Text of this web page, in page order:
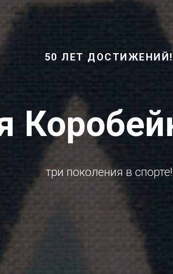
50 ЛЕТ ДОСТИЖЕНИЙ!
три поколения в спорте!